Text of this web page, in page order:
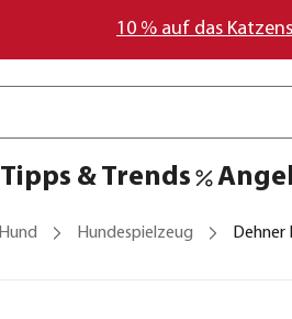
10 % auf das
Tipps & Trends
Hund Hundespielzeug Dehner